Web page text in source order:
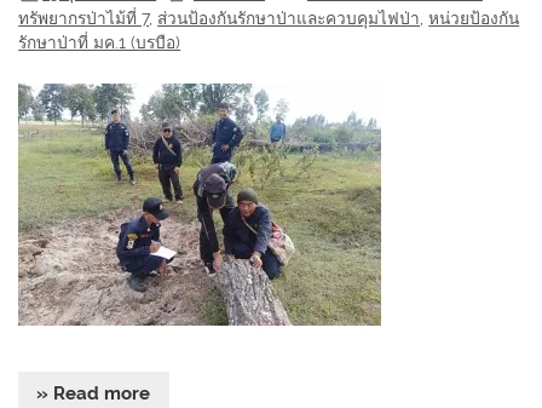
ทรัพยากรป่าไม้ที่ 7, ส่วนป้องกันรักษาป่าและควบคุมไฟป่า ,หน่วยป้องกัน
รักษาป่าที่ มค.1 (บรบือ)
» Read more